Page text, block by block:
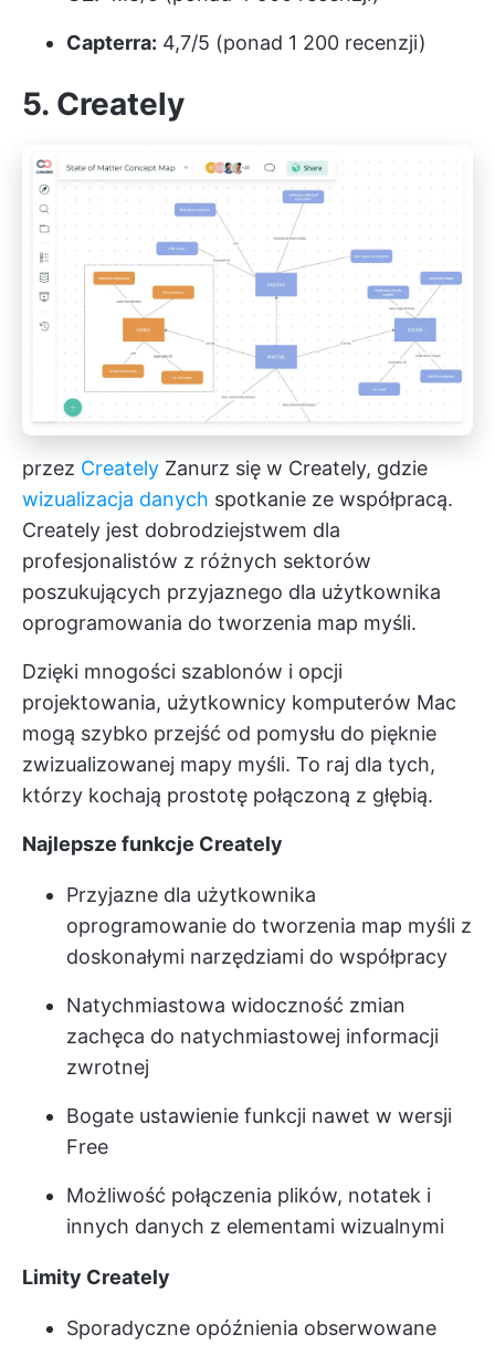
Capterra: 4,7/5 (ponad 1 200 recenzji)
5. Creately
przez Creately Zanurz się w Creately, gdzie
wizualizacja danych spotkanie ze współpracą.
Creately jest dobrodziejstwem dla
profesjonalistów z różnych sektorów
poszukujących przyjaznego dla użytkownika
oprogramowania do tworzenia map myśli.
Dzięki mnogości szablonów i opcji
projektowania, użytkownicy komputerów Mac
mogą szybko przejść od pomysłu do pięknie
zwizualizowanej mapy myśli. To raj dla tych,
którzy kochają prostotę połączoną z głębią.
Najlepsze funkcje Creately
Przyjazne dla użytkownika
oprogramowanie do tworzenia map myśli z
doskonałymi narzędziami do współpracy
Natychmiastowa widoczność zmian
zachęca do natychmiastowej informacji
zwrotnej
Bogate ustawienie funkcji nawet w wersji
Free
Możliwość połączenia plików, notatek i
innych danych z elementami wizualnymi
Limity Creately
Sporadyczne opóźnienia obserwowane